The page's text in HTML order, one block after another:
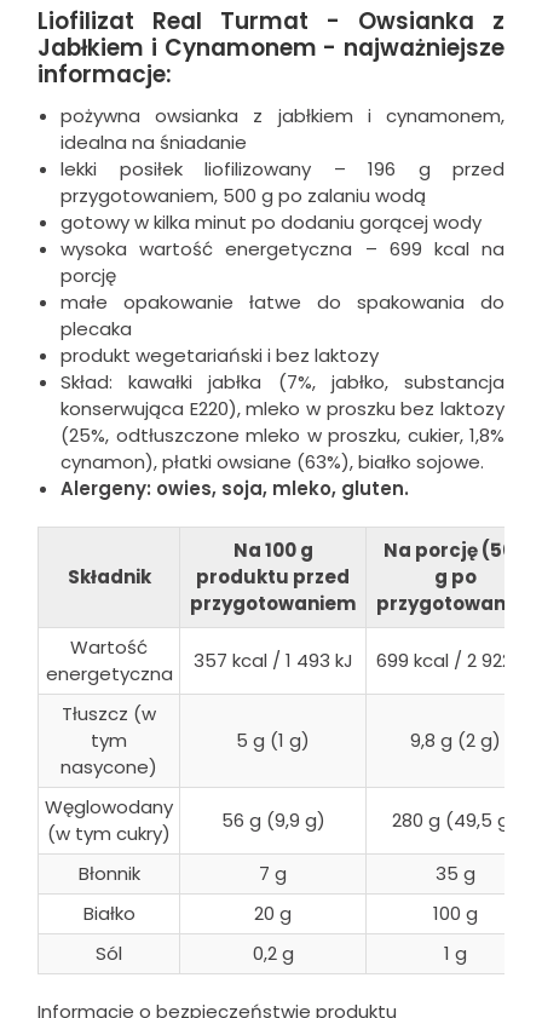
Liofilizat Real Turmat - Owsianka z
Jabłkiem i Cynamonem - najważniejsze
informacje:
pożywna owsianka z jabłkiem i cynamonem,
idealna na śniadanie
lekki posiłek liofilizowany – 196 g przed
przygotowaniem, 500 g po zalaniu wodą
gotowy w kilka minut po dodaniu gorącej wody
wysoka wartość energetyczna – 699 kcal na
porcję
małe opakowanie łatwe do spakowania do
plecaka
produkt wegetariański i bez laktozy
Skład: kawałki jabłka (7%, jabłko, substancja
konserwująca E220), mleko w proszku bez laktozy
(25%, odtłuszczone mleko w proszku, cukier, 1,8%
cynamon), płatki owsiane (63%), białko sojowe.
Alergeny: owies, soja, mleko, gluten.
Składnik
Na 100 g
produktu przed
przygotowaniem
Na porcję (500
g po
przygotowaniu)
Wartość
energetyczna
357 kcal / 1 493 kJ 699 kcal / 2 922 kJ
Tłuszcz (w
tym
nasycone)
5 g (1 g) 9,8 g (2 g)
Węglowodany
(w tym cukry)
56 g (9,9 g) 280 g (49,5 g)
Błonnik 7 g
35 g
Białko
20 g
100 g
Sól
0,2 g 1 g
Informacje o bezpieczeństwie produktu